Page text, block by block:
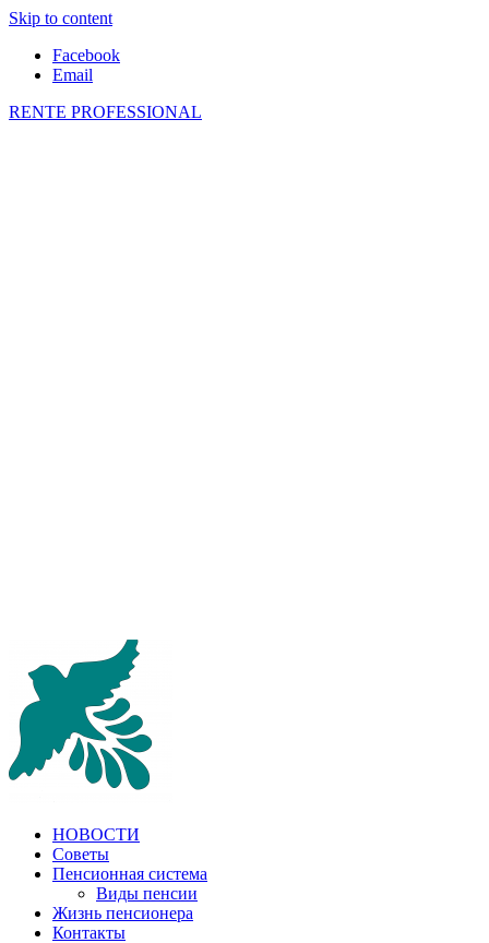
Skip to content
Facebook
Email
RENTE PROFESSIONAL
НОВОСТИ
Советы
Пенсионная система
Виды пенсии
Жизнь пенсионера
Контакты